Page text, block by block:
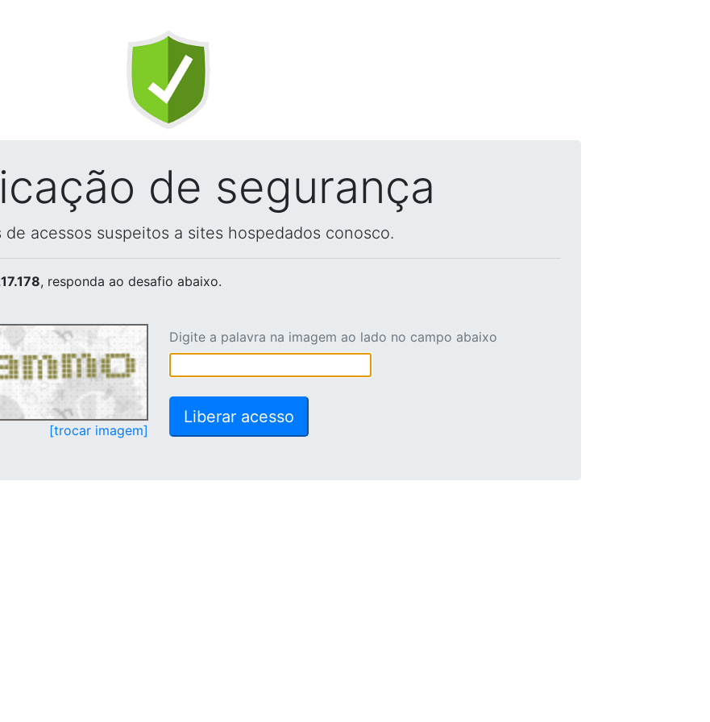
de segurança
acessos suspeitos a sites hospedados conosco.
, responda ao desafio abaixo.
[trocar imagem]
Digite a palavra na imagem ao lado no campo abaixo